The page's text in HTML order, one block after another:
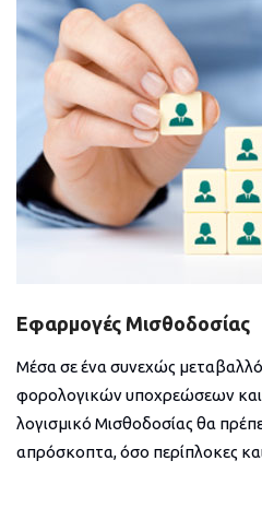
Εφαρμογές Μισθοδοσίας
Μέσα σε ένα συνεχώς
φορολογικών υποχρεώσεων
λογισμικό Μισθοδοσίας θα
απρόσκοπτα, όσο περίπλοκες και